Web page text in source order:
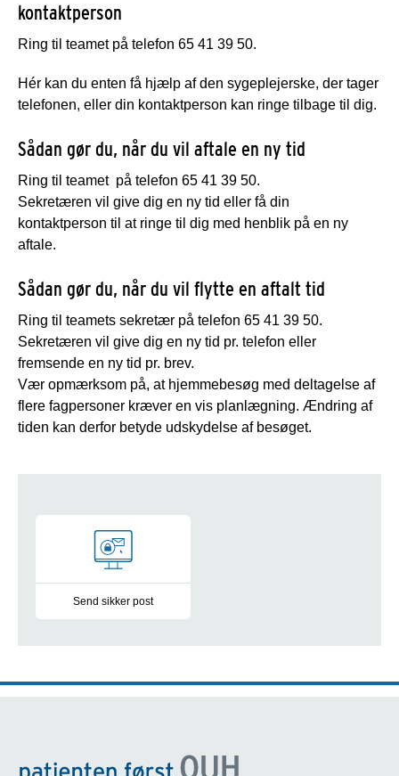
kontaktperson
Ring til teamet på telefon 65 41 39 50.
Hér kan du enten få hjælp af den sygeplejerske, der tager
telefonen, eller din kontaktperson kan ringe tilbage til dig.
Sådan gør du, når du vil aftale en ny tid
Ring til teamet på telefon 65 41 39 50.
Sekretæren vil give dig en ny tid eller få din
kontaktperson til at ringe til dig med henblik på en ny
aftale.
Sådan gør du, når du vil flytte en aftalt tid
Ring til teamets sekretær på telefon 65 41 39 50.
Sekretæren vil give dig en ny tid pr. telefon eller
fremsende en ny tid pr. brev.
Vær opmærksom på, at hjemmebesøg med deltagelse af
flere fagpersoner kræver en vis planlægning. Ændring af
tiden kan derfor betyde udskydelse af besøget.
Send sikker post